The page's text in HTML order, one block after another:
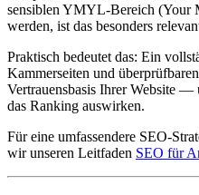
sensiblen YMYL-Bereich (Your
werden, ist das besonders
Praktisch bedeutet das: Ein
Kammerseiten und
Vertrauensbasis Ihrer Website
das Ranking auswirken.
Für eine umfassendere SEO-
wir unseren Leitfaden SEO für